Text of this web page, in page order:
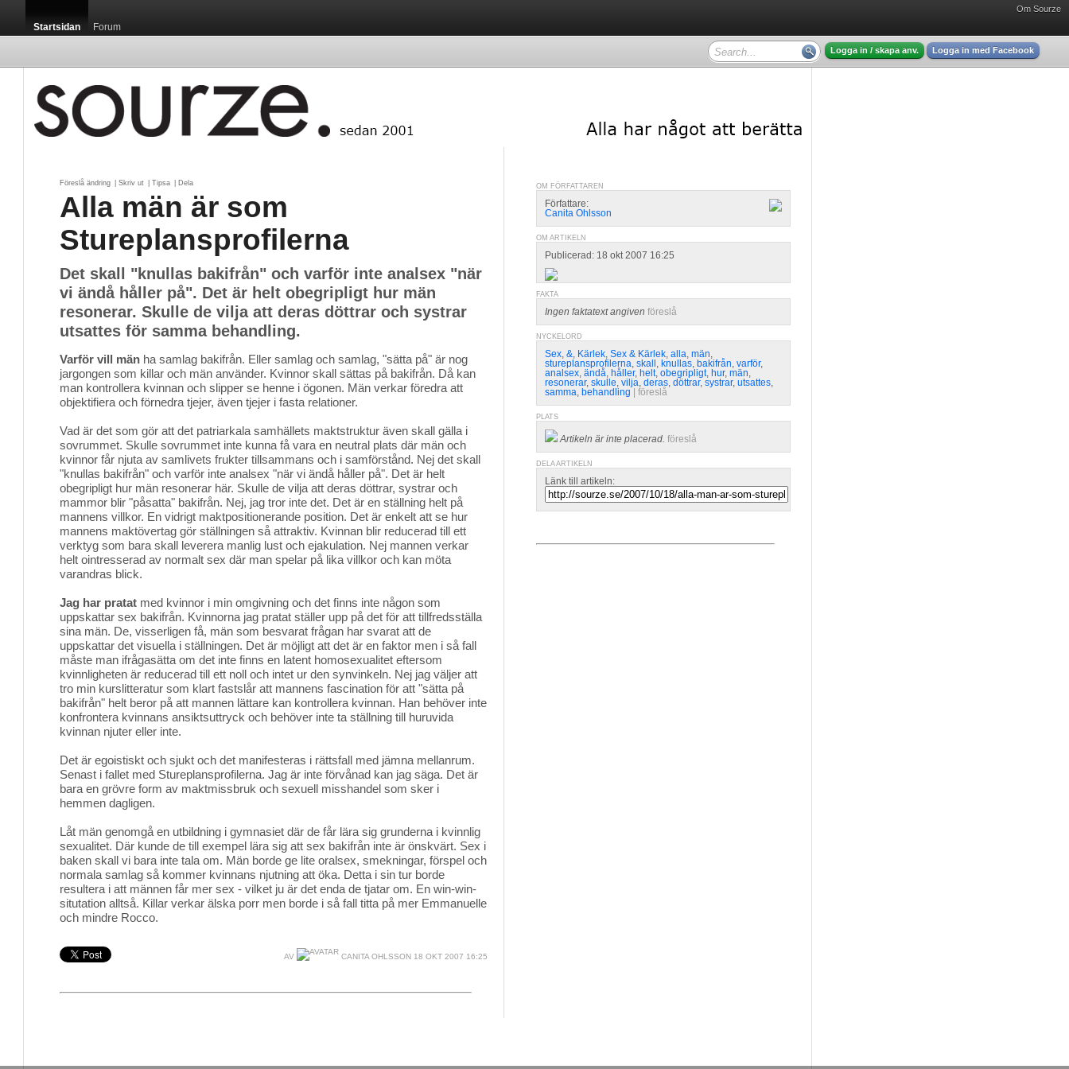
Om Sourze
Startsidan Forum
Logga in / skapa anv. Logga in med Facebook
Föreslå ändring Skriv ut Tipsa Dela
Alla män är som
Stureplansprofilerna
Det skall "knullas bakifrån" och varför inte analsex "när
vi ändå håller på". Det är helt obegripligt hur män
resonerar. Skulle de vilja att deras döttrar och systrar
utsattes för samma behandling.
Varför vill män ha samlag bakifrån. Eller samlag och samlag, "sätta på" är nog
jargongen som killar och män använder. Kvinnor skall sättas på bakifrån. Då kan
man kontrollera kvinnan och slipper se henne i ögonen. Män verkar föredra att
objektifiera och förnedra tjejer, även tjejer i fasta relationer.
Vad är det som gör att det patriarkala samhällets maktstruktur även skall gälla i
sovrummet. Skulle sovrummet inte kunna få vara en neutral plats där män och
kvinnor får njuta av samlivets frukter tillsammans och i samförstånd. Nej det skall
"knullas bakifrån" och varför inte analsex "när vi ändå håller på". Det är helt
obegripligt hur män resonerar här. Skulle de vilja att deras döttrar, systrar och
mammor blir "påsatta" bakifrån. Nej, jag tror inte det. Det är en ställning helt på
mannens villkor. En vidrigt maktpositionerande position. Det är enkelt att se hur
mannens maktövertag gör ställningen så attraktiv. Kvinnan blir reducerad till ett
verktyg som bara skall leverera manlig lust och ejakulation. Nej mannen verkar
helt ointresserad av normalt sex där man spelar på lika villkor och kan möta
varandras blick.
Jag har pratat med kvinnor i min omgivning och det finns inte någon som
uppskattar sex bakifrån. Kvinnorna jag pratat ställer upp på det för att tillfredsställa
sina män. De, visserligen få, män som besvarat frågan har svarat att de
uppskattar det visuella i ställningen. Det är möjligt att det är en faktor men i så fall
måste man ifrågasätta om det inte finns en latent homosexualitet eftersom
kvinnligheten är reducerad till ett noll och intet ur den synvinkeln. Nej jag väljer att
tro min kurslitteratur som klart fastslår att mannens fascination för att "sätta på
bakifrån" helt beror på att mannen lättare kan kontrollera kvinnan. Han behöver inte
konfrontera kvinnans ansiktsuttryck och behöver inte ta ställning till huruvida
kvinnan njuter eller inte.
Det är egoistiskt och sjukt och det manifesteras i rättsfall med jämna mellanrum.
Senast i fallet med Stureplansprofilerna. Jag är inte förvånad kan jag säga. Det är
bara en grövre form av maktmissbruk och sexuell misshandel som sker i
hemmen dagligen.
Låt män genomgå en utbildning i gymnasiet där de får lära sig grunderna i kvinnlig
sexualitet. Där kunde de till exempel lära sig att sex bakifrån inte är önskvärt. Sex i
baken skall vi bara inte tala om. Män borde ge lite oralsex, smekningar, förspel och
normala samlag så kommer kvinnans njutning att öka. Detta i sin tur borde
resultera i att männen får mer sex - vilket ju är det enda de tjatar om. En win-win-
situtation alltså. Killar verkar älska porr men borde i så fall titta på mer Emmanuelle
och mindre Rocco.
AV CANITA OHLSSON 18 OKT 2007 16:25
OM FÖRFATTAREN
Författare:
Canita Ohlsson
OM ARTIKELN
Publicerad: 18 okt 2007 16:25
FAKTA
Ingen faktatext angiven föreslå
NYCKELORD
Sex, &, Kärlek, Sex & Kärlek, alla, män,
stureplansprofilerna, skall , knullas, bakifrån, varför,
analsex, ändå, håller, helt, obegripligt, hur, män,
resonerar, skulle, vilja, deras, döttrar, systrar, utsattes,
samma, behandling föreslå
PLATS
Artikeln är inte placerad. föreslå
DELA ARTIKELN
Länk till artikeln: